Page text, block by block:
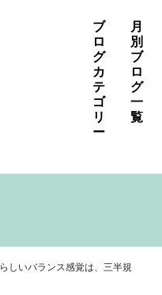
ブ
ロ
グ
カ
テ
ゴ
リ
ー
症
リメント
月
別
ブ
ロ
グ
一
覧
しいバランス感覚は、三半規